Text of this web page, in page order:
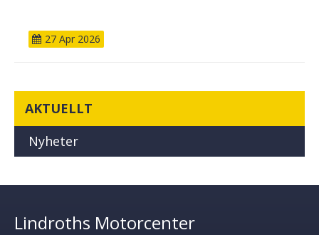
27 Apr 2026
AKTUELLT
Nyheter
Lindroths Motorcenter